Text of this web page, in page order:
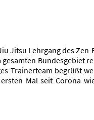
Jitsu Lehrgang des Zen-
Bundesgebiet
Trainerteam begrüßt
Mal seit Corona